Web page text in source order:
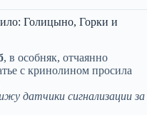
Голицыно, Горки и
, в особняк, отчаянно
с кринолином просила
датчики сигнализации за